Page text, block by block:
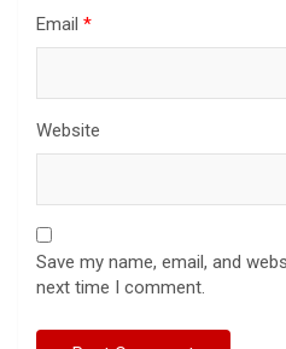
Email *
Website
Save my name, email, and
next time I comment.